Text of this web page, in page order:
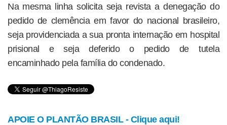
Na mesma linha solicita seja revista a denegação do
pedido de clemência em favor do nacional brasileiro,
seja providenciada a sua pronta internação em hospital
prisional e seja deferido o pedido de tutela
encaminhado pela família do condenado.
APOIE O PLANTÃO BRASIL - Clique aqui!